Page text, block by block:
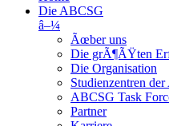
Die ABCSG
â–¼
Ãœber uns
Die grÃ¶ÃŸten
Die Organisation
Studienzentren
ABCSG Task
Partner